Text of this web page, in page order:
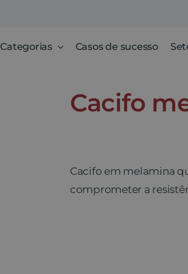
Categorias Casos de sucesso
Cacifo
Cacifo em melamina
comprometer a